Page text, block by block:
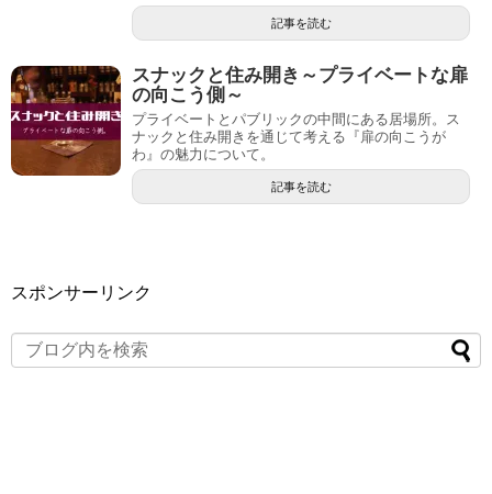
記事を読む
スナックと住み開き～プライベートな扉
の向こう側～
プライベートとパブリックの中間にある居場所。ス
ナックと住み開きを通じて考える『扉の向こうが
わ』の魅力について。
記事を読む
スポンサーリンク